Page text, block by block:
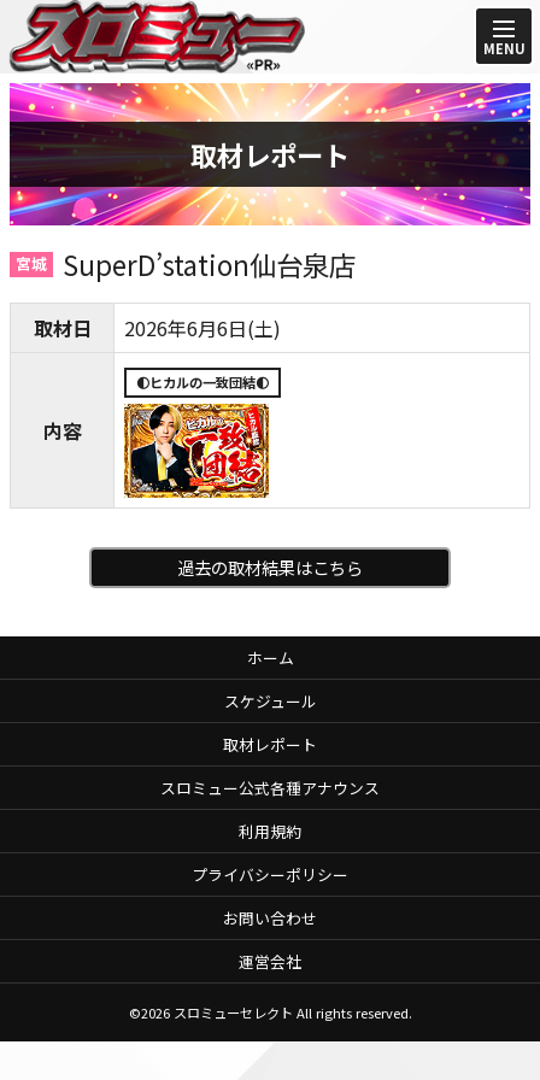
MENU
取材レポート
宮城 SuperD’station仙台泉店
取材日 2026年6月6日(土)
内容
🌓ヒカルの一致団結🌓
過去の取材結果はこちら
ホーム
スケジュール
取材レポート
スロミュー公式各種アナウンス
利用規約
プライバシーポリシー
お問い合わせ
運営会社
©2026 スロミューセレクト All rights reserved.